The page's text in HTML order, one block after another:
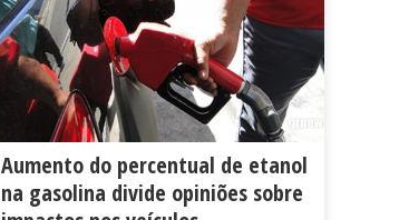
Aumento do percentual de etanol
na gasolina divide opiniões sobre